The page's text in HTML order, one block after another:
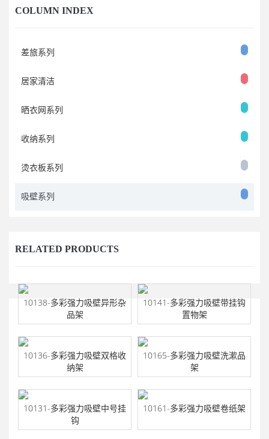
COLUMN INDEX
差旅系列
居家清洁
晒衣网系列
收纳系列
烫衣板系列
吸壁系列
RELATED PRODUCTS
10138-多彩强力吸壁异形杂
品架
10141-多彩强力吸壁带挂钩
置物架
10136-多彩强力吸壁双格收
纳架
10165-多彩强力吸壁洗漱品
架
10131-多彩强力吸壁中号挂
钩
10161-多彩强力吸壁卷纸架